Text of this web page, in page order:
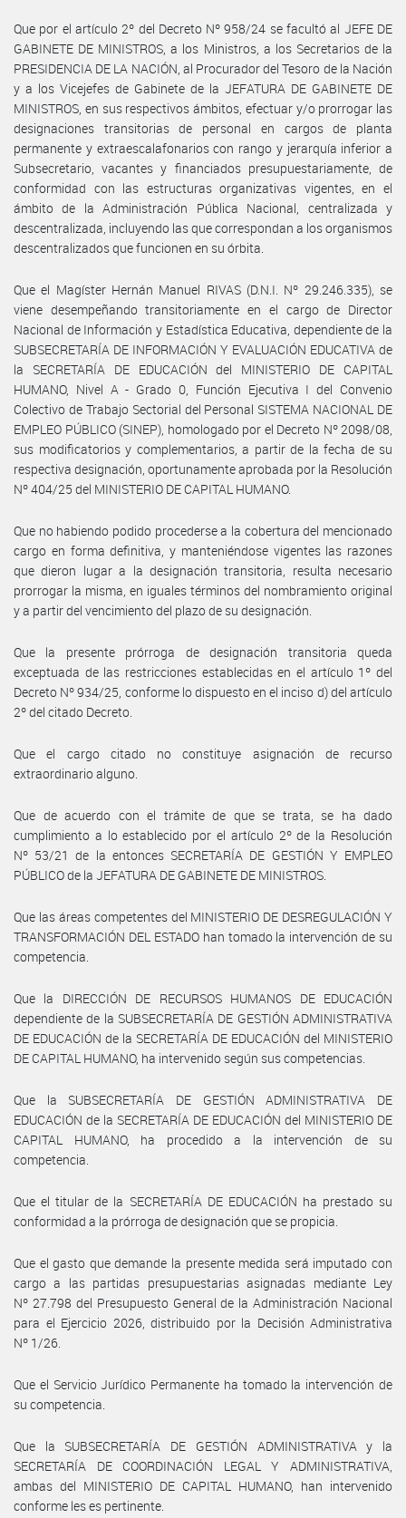
Que por el artículo 2º del Decreto Nº 958/24 se facultó al JEFE DE
GABINETE DE MINISTROS, a los Ministros, a los Secretarios de la
PRESIDENCIA DE LA NACIÓN, al Procurador del Tesoro de la Nación
y a los Vicejefes de Gabinete de la JEFATURA DE GABINETE DE
MINISTROS, en sus respectivos ámbitos, efectuar y/o prorrogar las
designaciones transitorias de personal en cargos de planta
permanente y extraescalafonarios con rango y jerarquía inferior a
Subsecretario, vacantes y financiados presupuestariamente, de
conformidad con las estructuras organizativas vigentes, en el
ámbito de la Administración Pública Nacional, centralizada y
descentralizada, incluyendo las que correspondan a los organismos
descentralizados que funcionen en su órbita.
Que el Magíster Hernán Manuel RIVAS (D.N.I. Nº 29.246.335), se
viene desempeñando transitoriamente en el cargo de Director
Nacional de Información y Estadística Educativa, dependiente de la
SUBSECRETARÍA DE INFORMACIÓN Y EVALUACIÓN EDUCATIVA de
la SECRETARÍA DE EDUCACIÓN del MINISTERIO DE CAPITAL
HUMANO, Nivel A - Grado 0, Función Ejecutiva I del Convenio
Colectivo de Trabajo Sectorial del Personal SISTEMA NACIONAL DE
EMPLEO PÚBLICO (SINEP), homologado por el Decreto Nº 2098/08,
sus modificatorios y complementarios, a partir de la fecha de su
respectiva designación, oportunamente aprobada por la Resolución
Nº 404/25 del MINISTERIO DE CAPITAL HUMANO.
Que no habiendo podido procederse a la cobertura del mencionado
cargo en forma definitiva, y manteniéndose vigentes las razones
que dieron lugar a la designación transitoria, resulta necesario
prorrogar la misma, en iguales términos del nombramiento original
y a partir del vencimiento del plazo de su designación.
Que la presente prórroga de designación transitoria queda
exceptuada de las restricciones establecidas en el artículo 1º del
Decreto Nº 934/25, conforme lo dispuesto en el inciso d) del artículo
2º del citado Decreto.
Que el cargo citado no constituye asignación de recurso
extraordinario alguno.
Que de acuerdo con el trámite de que se trata, se ha dado
cumplimiento a lo establecido por el artículo 2º de la Resolución
Nº 53/21 de la entonces SECRETARÍA DE GESTIÓN Y EMPLEO
PÚBLICO de la JEFATURA DE GABINETE DE MINISTROS.
Que las áreas competentes del MINISTERIO DE DESREGULACIÓN Y
TRANSFORMACIÓN DEL ESTADO han tomado la intervención de su
competencia.
Que la DIRECCIÓN DE RECURSOS HUMANOS DE EDUCACIÓN
dependiente de la SUBSECRETARÍA DE GESTIÓN ADMINISTRATIVA
DE EDUCACIÓN de la SECRETARÍA DE EDUCACIÓN del MINISTERIO
DE CAPITAL HUMANO, ha intervenido según sus competencias.
Que la SUBSECRETARÍA DE GESTIÓN ADMINISTRATIVA DE
EDUCACIÓN de la SECRETARÍA DE EDUCACIÓN del MINISTERIO DE
CAPITAL HUMANO, ha procedido a la intervención de su
competencia.
Que el titular de la SECRETARÍA DE EDUCACIÓN ha prestado su
conformidad a la prórroga de designación que se propicia.
Que el gasto que demande la presente medida será imputado con
cargo a las partidas presupuestarias asignadas mediante Ley
Nº 27.798 del Presupuesto General de la Administración Nacional
para el Ejercicio 2026, distribuido por la Decisión Administrativa
Nº 1/26.
Que el Servicio Jurídico Permanente ha tomado la intervención de
su competencia.
Que la SUBSECRETARÍA DE GESTIÓN ADMINISTRATIVA y la
SECRETARÍA DE COORDINACIÓN LEGAL Y ADMINISTRATIVA,
ambas del MINISTERIO DE CAPITAL HUMANO, han intervenido
conforme les es pertinente.